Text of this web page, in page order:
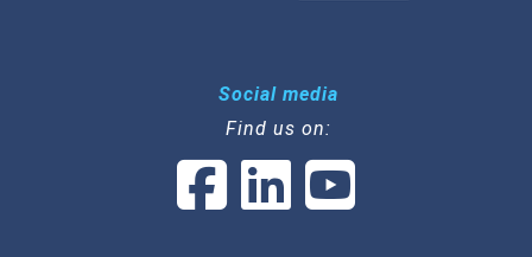
Social media
Find us on: